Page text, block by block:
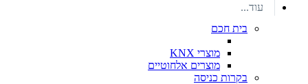
עוד...
בית חכם
מוצרי KNX
מוצרים אלחוטיים
בקרות כניסה